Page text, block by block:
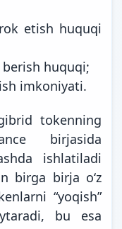
etish huquqi
berish huquqi;
imkoniyati.
tokenning
birjasida
ishlatiladi
birga birja oʻz
“yoqish”
bu esa